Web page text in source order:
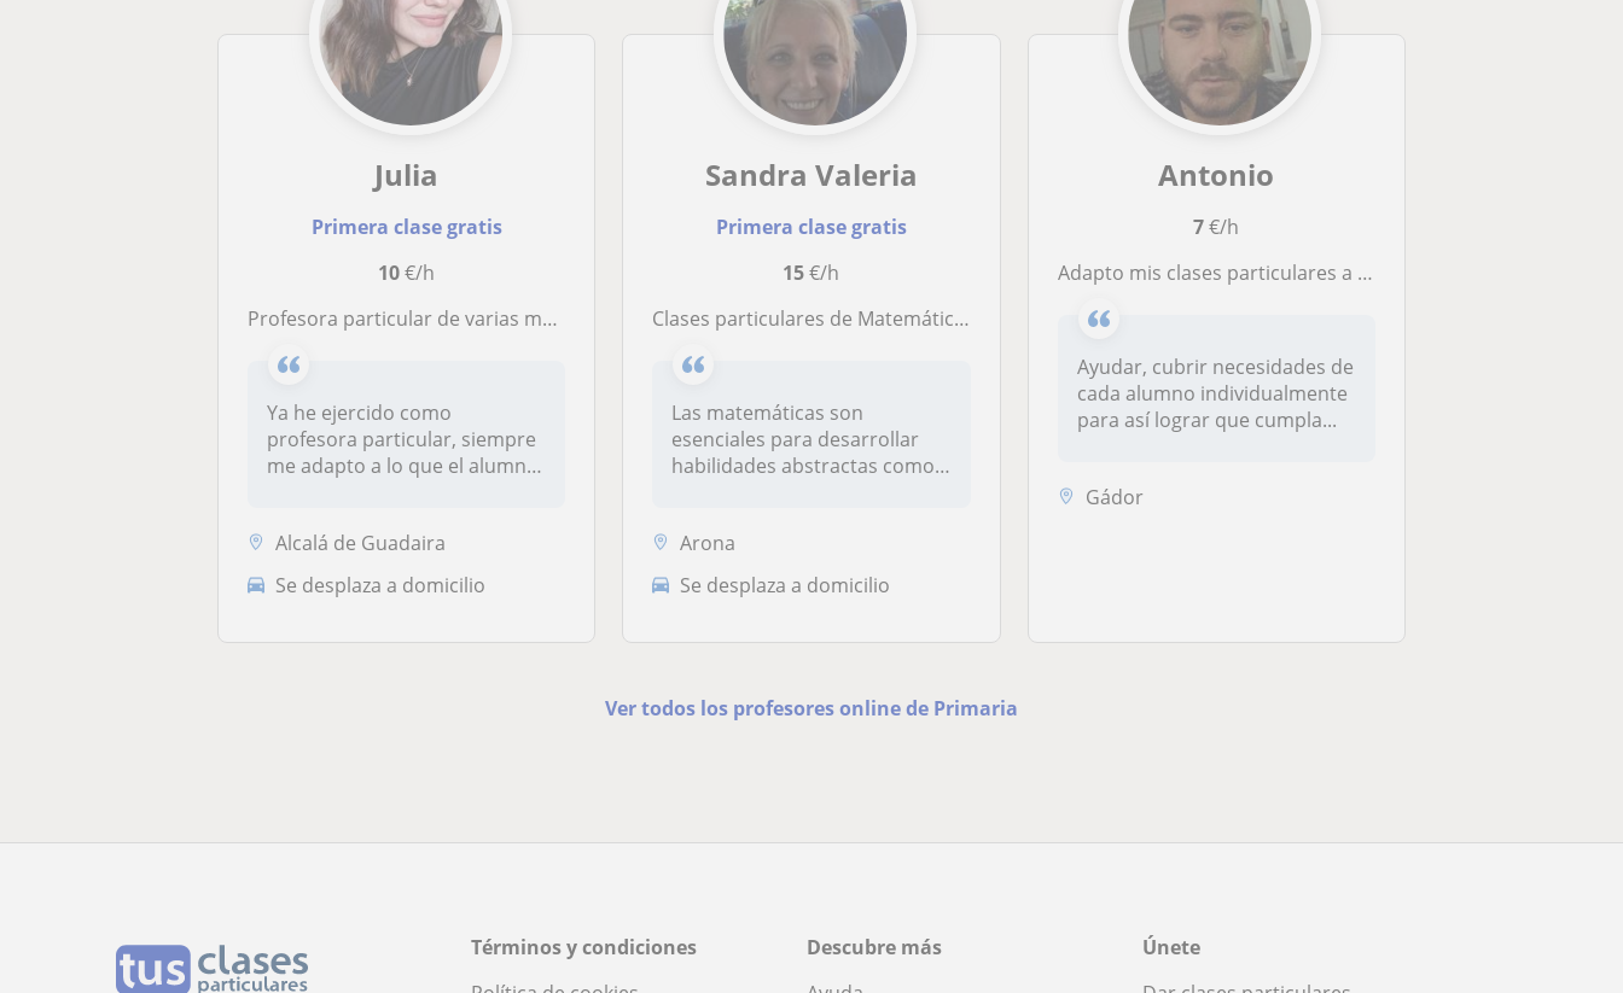
Julia
Primera clase gratis
10€/h
Profesora particular de varias materias, soy universitaria, bastante organizada, paciente y simpática
Ya he ejercido como
profesora particular, siempre
me adapto a lo que el alumno
Alcalá de Guadaira
Se desplaza a domicilio
Sandra Valeria
Primera clase gratis
15€/h
Clases particulares de Matemáticas, presencial (s/zona) u online
Las matemáticas son
esenciales para desarrollar
habilidades abstractas como
Arona
Se desplaza a domicilio
Antonio
7€/h
Adapto mis clases particulares a cada alumno individualmente
Ayudar, cubrir necesidades de
cada alumno individualmente
para así lograr que cumpla...
Gádor
Ver todos los profesores online de Primaria
Términos y condiciones
Descubre más
Únete